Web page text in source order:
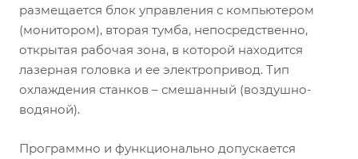
размещается блок управления с компьютером
(монитором), вторая тумба, непосредственно,
открытая рабочая зона, в которой находится
лазерная головка и ее электропривод. Тип
охлаждения станков – смешанный (воздушно-
водяной).
Программно и функционально допускается